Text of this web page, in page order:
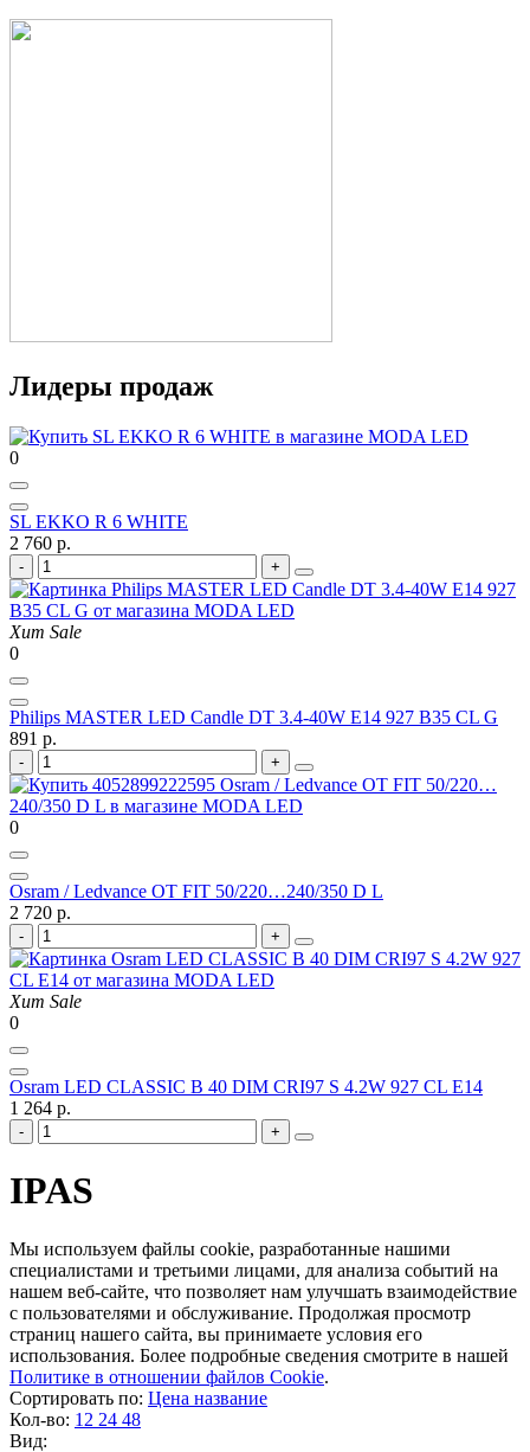
Лидеры продаж
0
SL EKKO R 6 WHITE
2 760 р.
Хит Sale
0
Philips MASTER LED Candle DT 3.4-40W E14 927 B35 CL G
891 р.
0
Osram / Ledvance OT FIT 50/220…240/350 D L
2 720 р.
Хит Sale
0
Osram LED CLASSIC B 40 DIM CRI97 S 4.2W 927 CL E14
1 264 р.
IPAS
Мы используем файлы cookie, разработанные нашими
специалистами и третьими лицами, для анализа событий на
нашем веб-сайте, что позволяет нам улучшать взаимодействие
с пользователями и обслуживание. Продолжая просмотр
страниц нашего сайта, вы принимаете условия его
использования. Более подробные сведения смотрите в нашей
Политике в отношении файлов Cookie.
Сортировать по: Цена название
Кол-во: 12 24 48
Вид: